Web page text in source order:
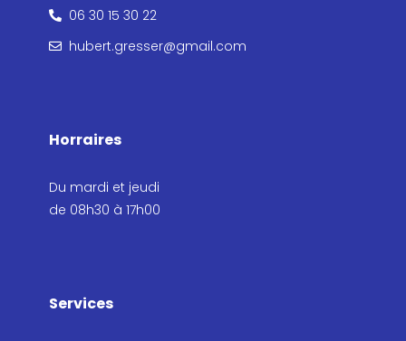
06 30 15 30 22
hubert.gresser@gmail.com
Horraires
Du mardi et jeudi
de 08h30 à 17h00
Services